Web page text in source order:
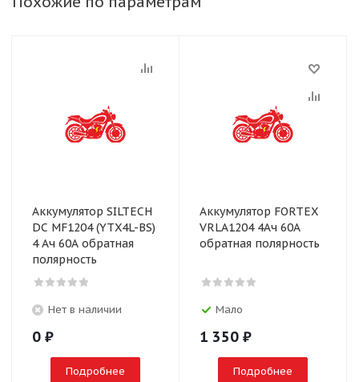
Аккумулятор SILTECH
DC MF1204 (YTX4L-BS)
4 Ач 60А обратная
полярность
Нет в наличии
0 ₽
Подробнее
Аккумулятор FORTEX
VRLA1204 4Ач 60А
обратная полярность
Мало
1 350 ₽
Подробнее